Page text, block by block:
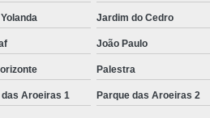
Jardim do Cedro
João Paulo
Palestra
Aroeiras 1 Parque das Aroeiras 2